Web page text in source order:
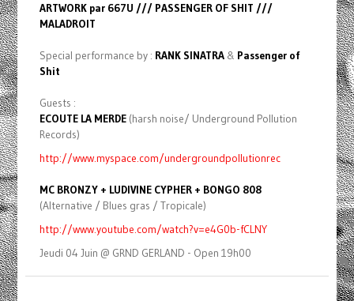
ARTWORK par 667U /// PASSENGER OF SHIT ///
MALADROIT
Special performance by : RANK SINATRA& Passenger of
Shit
Guests :
ECOUTE LA MERDE(harsh noise/ Underground Pollution
Records)
http://www.myspace.com/undergroundpollutionrec
MC BRONZY + LUDIVINE CYPHER + BONGO 808
(Alternative / Blues gras / Tropicale)
http://www.youtube.com/watch?v=e4G0b-fCLNY
Jeudi 04 Juin @ GRND GERLAND - Open 19h00